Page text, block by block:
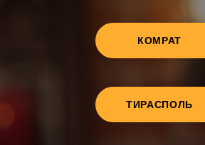
КОМРАТ
ТИРАСПОЛЬ